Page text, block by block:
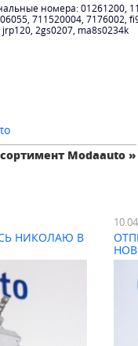
номера: 01261200,
711520004, 7176002,
2gs0207, ma8s0234k
Modaauto »
НИКОЛАЮ В